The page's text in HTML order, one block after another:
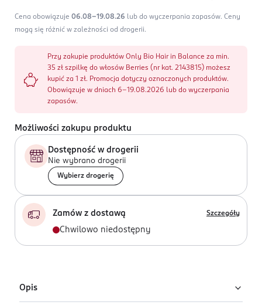
Cena obowiązuje 06.08-19.08.26 lub do wyczerpania zapasów. Ceny
mogą się różnić w zależności od drogerii.
Przy zakupie produktów Only Bio Hair in Balance za min.
35 zł szpilkę do włosów Berries (nr kat. 2143815) możesz
kupić za 1 zł. Promocja dotyczy oznaczonych produktów.
Obowiązuje w dniach 6-19.08.2026 lub do wyczerpania
zapasów.
Możliwości zakupu produktu
Dostępność w drogerii
Nie wybrano drogerii
Wybierz drogerię
Zamów z dostawą Szczegóły
Chwilowo niedostępny
Opis